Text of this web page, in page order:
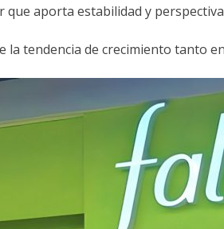
aporta estabilidad y
la tendencia de crecimiento tanto en